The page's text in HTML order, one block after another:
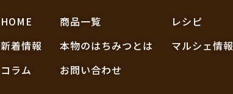
HOME
新着情報
コラム
商品一覧
本物のはちみつとは
お問い合わせ
レシピ
マルシェ情報